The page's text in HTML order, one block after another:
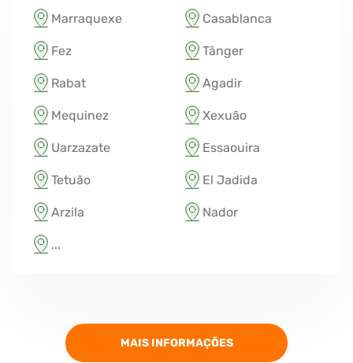
Marraquexe Casablanca
Fez Tânger
Rabat Agadir
Mequinez Xexuão
Uarzazate Essaouira
Tetuão El Jadida
Arzila Nador
...
MAIS INFORMAÇÕES